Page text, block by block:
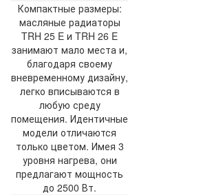
Компактные размеры:
масляные радиаторы
TRH 25 E и TRH 26 E
занимают мало места и,
благодаря своему
вневременному дизайну,
легко вписываются в
любую среду
помещения. Идентичные
модели отличаются
только цветом. Имея 3
уровня нагрева, они
предлагают мощность
до 2500 Вт.